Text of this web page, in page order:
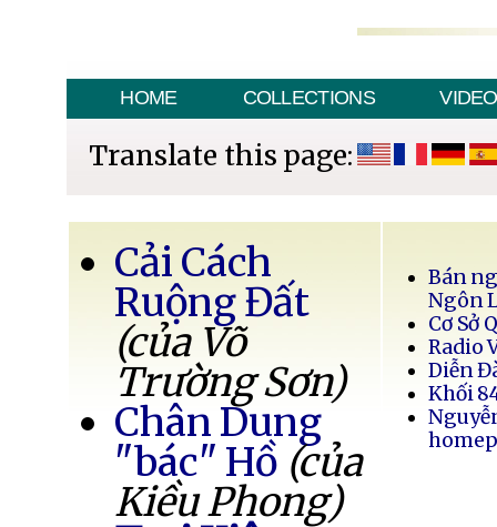
HOME COLLECTIONS VIDEO
Translate this page:
Cải Cách
Ruộng Đất
(của Võ
Trường Sơn)
Chân Dung
"bác" Hồ (của
Kiều Phong)
Bán
Ngôn
Cơ Sở
Radio
Diễn
Khối